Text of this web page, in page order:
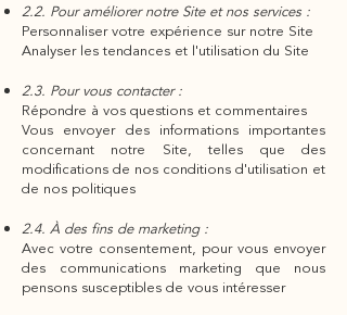
2.2. Pour améliorer notre Site et nos services :
Personnaliser votre expérience sur notre Site
Analyser les tendances et l'utilisation du Site
2.3. Pour vous contacter :
Répondre à vos questions et commentaires
Vous envoyer des informations importantes
concernant notre Site, telles que des
modifications de nos conditions d'utilisation et
de nos politiques
2.4. À des fins de marketing :
Avec votre consentement, pour vous envoyer
des communications marketing que nous
pensons susceptibles de vous intéresser